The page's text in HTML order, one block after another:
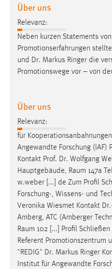
Über uns
Relevanz:
Neben kurzen Statements
Promotionserfahrungen
und Dr. Markus Ringer die
Promotionswege vor – von
Über uns
Relevanz:
für
Angewandte Forschung (IAF)
Kontakt Prof. Dr. Wolfgang
Hauptgebäude, Raum 147a
w.weber [...] de Zum Profil
Forschung-, Wissens- und
Veronika Wiesmet Kontakt Dr
Amberg, ATC (Amberger
Raum 102 [...] Profil
Referent Promotionszentrum
"REDIG" Dr. Markus Ringer
Institut für Angewandte
Dieser Cookie ist notwendig
einloggen zu können.
Cookie Laufzeit:
STATISTIK
Statistik Cookies erfassen
Diese Informationen
unsere Besucher unsere
Matomo
Name:
_pk_ref, _pk_cvar, _pk_id,
Zweck:
Zugriffsstatistik
Cookie Laufzeit:
Max. 13 Monate